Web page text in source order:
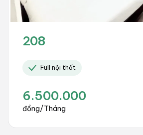
208
Full nội thất
6.500.000
đồng/Tháng